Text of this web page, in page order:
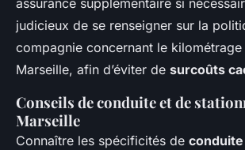
assurance supplémentaire si
judicieux de se renseigner sur la
compagnie concernant le
Marseille, afin d’éviter de surcoûts
Conseils de conduite et de
Marseille
Connaître les spécificités de